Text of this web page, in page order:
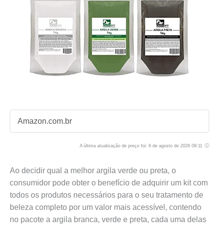
Amazon.com.br
A última atualização de preço foi: 6 de agosto de 2026 09:11
Ao decidir qual a melhor argila verde ou preta, o
consumidor pode obter o benefício de adquirir um kit com
todos os produtos necessários para o seu tratamento de
beleza completo por um valor mais acessível, contendo
no pacote a argila branca, verde e preta, cada uma delas